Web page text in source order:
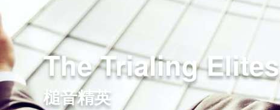
The Trialing Elites
槌音精英